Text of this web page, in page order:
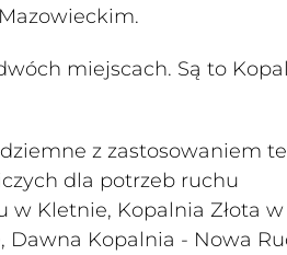
miejscach. Są to
z zastosowaniem
dla potrzeb ruchu
w Kletnie, Kopalnia Złota w
Dawna Kopalnia - Nowa